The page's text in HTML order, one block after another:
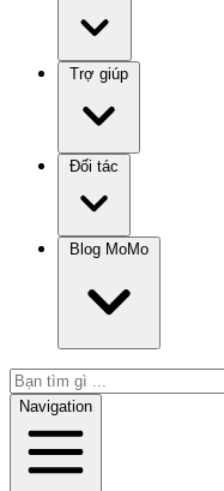
Trợ giúp
Đối tác
Blog MoMo
Navigation